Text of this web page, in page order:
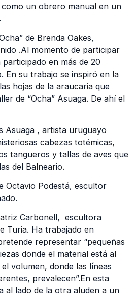
un obrero manual en un
de Brenda Oakes,
.Al momento de participar
participado en más de 20
En su trabajo se inspiró en la
hojas de la araucaria que
de “Ocha” Asuaga. De ahí el
Asuaga , artista uruguayo
cabezas totémicas,
tangueros y tallas de aves que
del Balneario.
Octavio Podestá, escultor
Carbonell, escultora
Turia. Ha trabajado en
representar “pequeñas
donde el material está al
volumen, donde las líneas
prevalecen”.En esta
al lado de la otra aluden a un